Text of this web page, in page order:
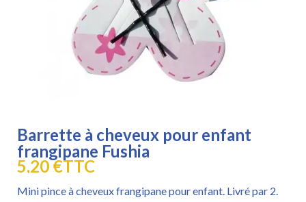
Barrette à cheveux pour enfant
frangipane Fushia
5,20 €TTC
Mini pince à cheveux frangipane pour enfant. Livré par 2.